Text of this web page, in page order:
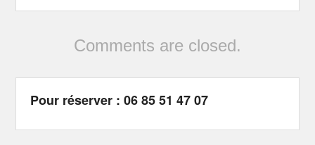
Comments are closed.
Pour réserver : 06 85 51 47 07